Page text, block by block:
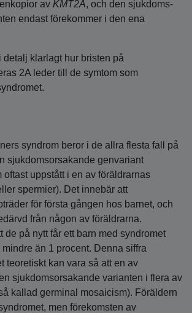
av KMT2A, och den sjukdoms­
endast förekommer i den ena
detalj klarlagt hur bristen på
2A leder till de symtom som
syndrom beror i de allra flesta fall på
sjukdomsorsakande genvariant
oftast uppstått i en av föräldrarnas
spermier). Det innebär att
för första gången hos barnet, och
från någon av föräldrarna.
de på nytt får ett barn med syndromet
än 1 procent. Denna siffra
teoretiskt kan vara så att en av
sjukdomsorsakande varianten i flera av
kallad germinal mosaicism). Föräldern
men förekomsten av